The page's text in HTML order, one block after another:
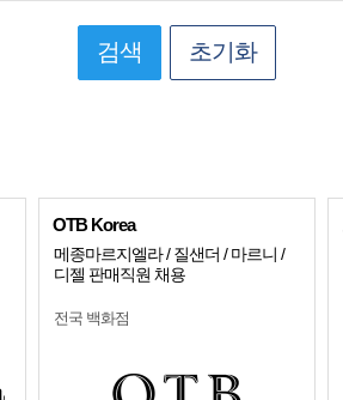
검색 초기화
OTB Korea
메종마르지엘라 / 질샌더 / 마르니 /
디젤 판매직원 채용
전국 백화점